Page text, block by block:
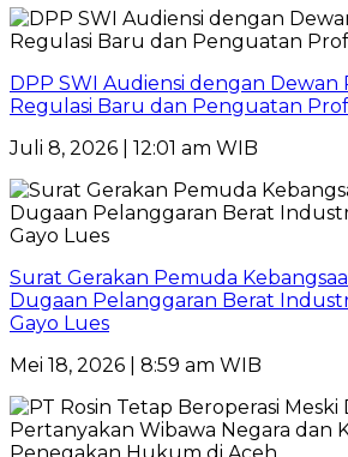
DPP SWI Audiensi dengan Dewan
Regulasi Baru dan Penguatan
Juli 8, 2026 | 12:01 am WIB
Surat Gerakan Pemuda
Dugaan Pelanggaran Berat
Gayo Lues
Mei 18, 2026 | 8:59 am WIB